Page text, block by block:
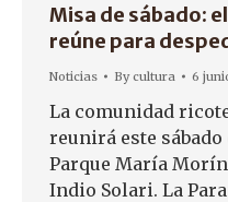
Misa de sábado:
reúne para
Noticias Bycultura 6
La comunidad
reunirá este sábado
Parque María
Indio Solari. La